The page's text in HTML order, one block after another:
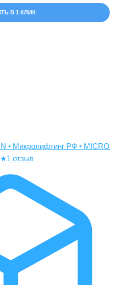
В 1 КЛИК
• Микролифтинг РФ • MICRO
★1 отзыв